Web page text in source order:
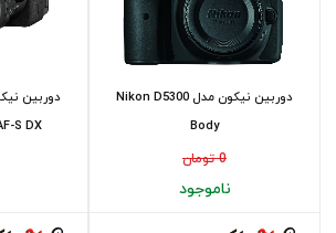
S DX
دوربین نیکون مدل Nikon D5300
Body
0 تومان
ناموجود